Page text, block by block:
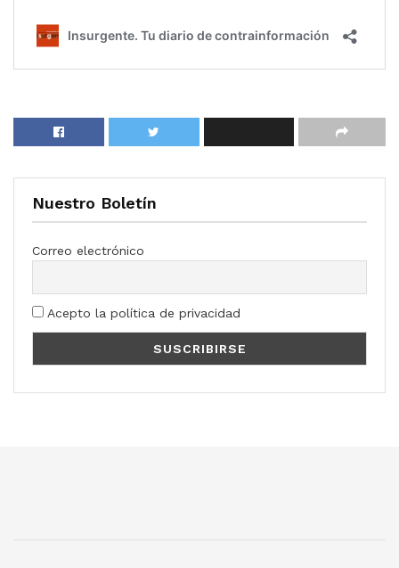
Nuestro Boletín
Correo electrónico
Acepto la política de privacidad